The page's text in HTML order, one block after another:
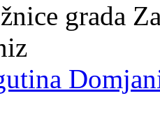
grada